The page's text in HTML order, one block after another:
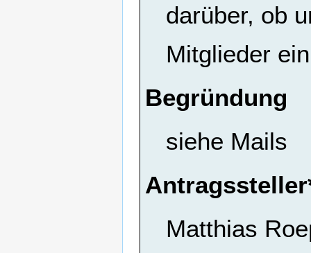
darüber, ob
Mitglieder
Begründung
siehe Mails
Matthias